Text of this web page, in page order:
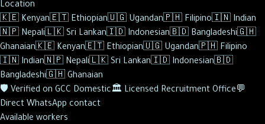
Location
🇰🇪 Kenyan🇪🇹 Ethiopian🇺🇬 Ugandan🇵🇭 Filipino🇮🇳 Indian
🇳🇵 Nepali🇱🇰 Sri Lankan🇮🇩 Indonesian🇧🇩 Bangladeshi🇬🇭
Ghanaian🇰🇪 Kenyan🇪🇹 Ethiopian🇺🇬 Ugandan🇵🇭 Filipino
🇮🇳 Indian🇳🇵 Nepali🇱🇰 Sri Lankan🇮🇩 Indonesian🇧🇩
Bangladeshi🇬🇭 Ghanaian
🛡️ Verified on GCC Domestic🏛️ Licensed Recruitment Office💬
Direct WhatsApp contact
Available workers